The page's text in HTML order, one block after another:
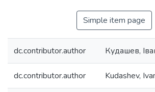
Simple item page
dc.contributor.author Кудашев,
dc.contributor.author Kudashev,